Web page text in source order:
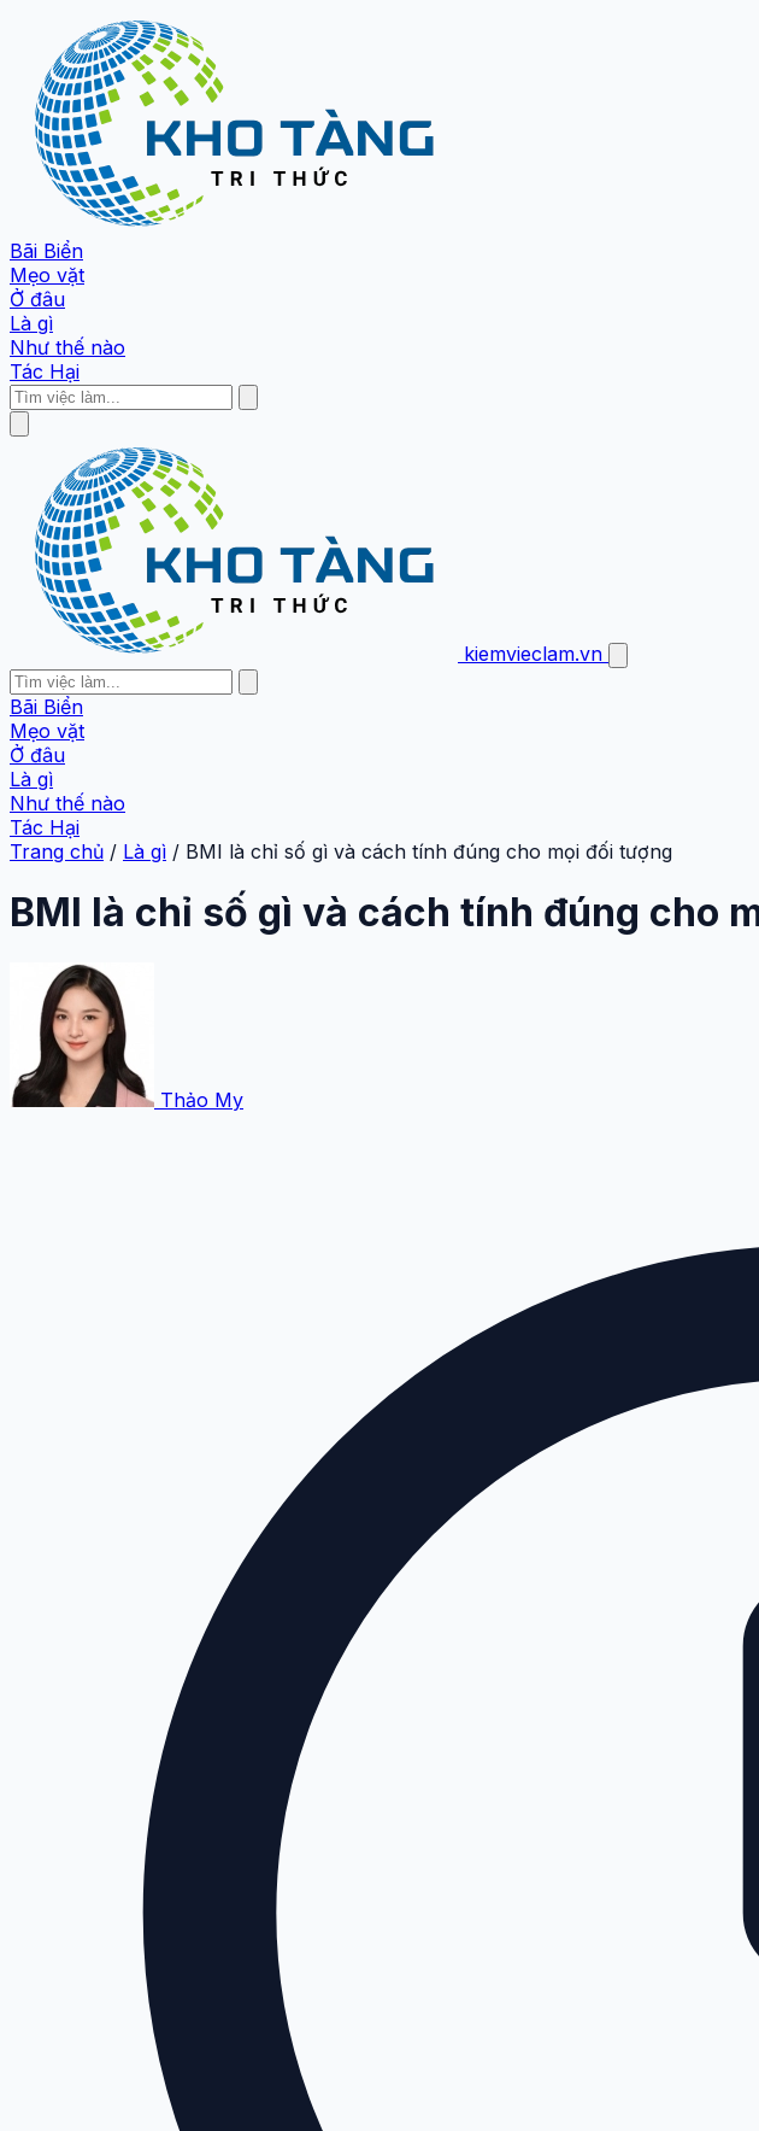
Bãi Biển
Mẹo vặt
Ở đâu
Là gì
Như thế nào
Tác Hại
kiemvieclam.vn
Bãi Biển
Mẹo vặt
Ở đâu
Là gì
Như thế nào
Tác Hại
Trang chủ / Là gì / BMI là chỉ số gì và cách tính đúng cho mọi đối tượng
BMI là chỉ số gì và cách tính đúng cho
Thảo My